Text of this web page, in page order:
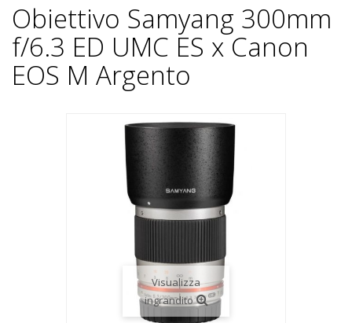
Obiettivo Samyang 300mm
f/6.3 ED UMC ES x Canon
EOS M Argento
Visualizza
ingrandito